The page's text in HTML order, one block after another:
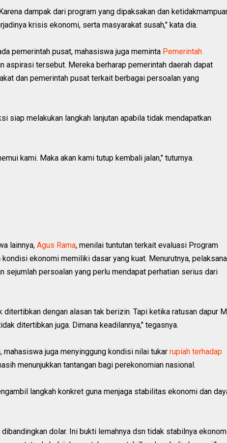
dampak dari program yang dipaksakan dan
krisis ekonomi, serta masyarakat susah," kata dia.
pemerintah pusat, mahasiswa juga meminta Pemerintah
aspirasi tersebut. Mereka berharap pemerintah daerah dapat
dan pemerintah pusat terkait berbagai persoalan yang
siap melakukan langkah lanjutan apabila tidak mendapatkan
kami. Maka akan kami tutup kembali jalan," tuturnya.
lainnya, Agus Rama, menilai tuntutan terkait evaluasi Program
ekonomi memiliki dasar yang kuat. Menurutnya,
sejumlah persoalan yang perlu mendapat perhatian serius dari
dengan alasan tak berizin. Tapi ketika ratusan dapur
ditertibkan juga. Dimana keadilannya," tegasnya.
mahasiswa juga menyinggung kondisi nilai tukar rupiah terhadap
menunjukkan tantangan bagi perekonomian nasional.
langkah konkret guna menjaga stabilitas ekonomi dan
dolar. Ini bukti lemahnya dsn tidak stabilnya